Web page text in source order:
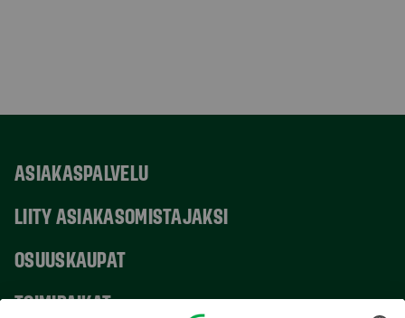
ASIAKASPALVELU
LIITY ASIAKASOMISTAJAKSI
OSUUSKAUPAT
TOIMIPAIKAT